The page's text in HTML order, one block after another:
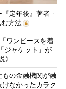
定年後』著者・
方法
ワンピースを着
ジャケット」が
》
もの金融機関が融
なかったカラク